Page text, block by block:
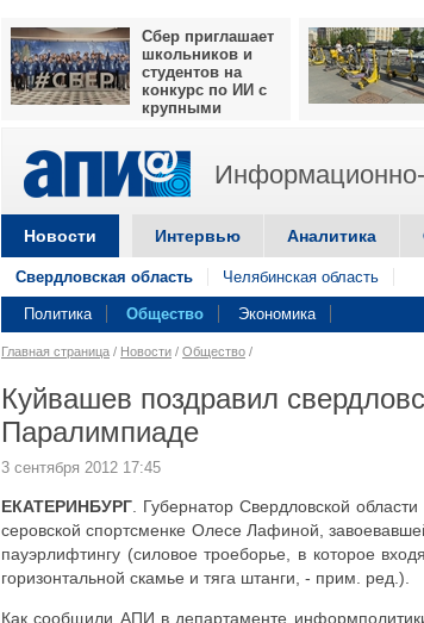
Сбер приглашает
школьников и
студентов на
конкурс по ИИ с
крупными
Информационно-
Новости Интервью Аналитика
Свердловская область Челябинская область
Политика Общество Экономика
Главная страница / Новости / Общество /
Куйвашев поздравил
Паралимпиаде
3 сентября 2012 17:45
ЕКАТЕРИНБУРГ . Губернатор Свердловской
серовской спортсменке Олесе Лафиной,
пауэрлифтингу (силовое троеборье, в которое
горизонтальной скамье и тяга штанги, - прим. ред.).
Как сообщили АПИ в департаменте